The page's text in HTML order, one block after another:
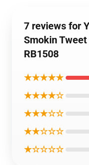
7 reviews for
Smokin
RB1508
★★★★★
★★★★☆
★★★☆☆
★★☆☆☆
★☆☆☆☆